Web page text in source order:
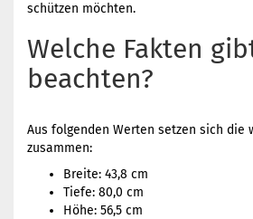
schützen möchten.
Welche Fakten
beachten?
Aus folgenden Werten setzen sich die
zusammen:
Breite: 43,8 cm
Tiefe: 80,0 cm
Höhe: 56,5 cm